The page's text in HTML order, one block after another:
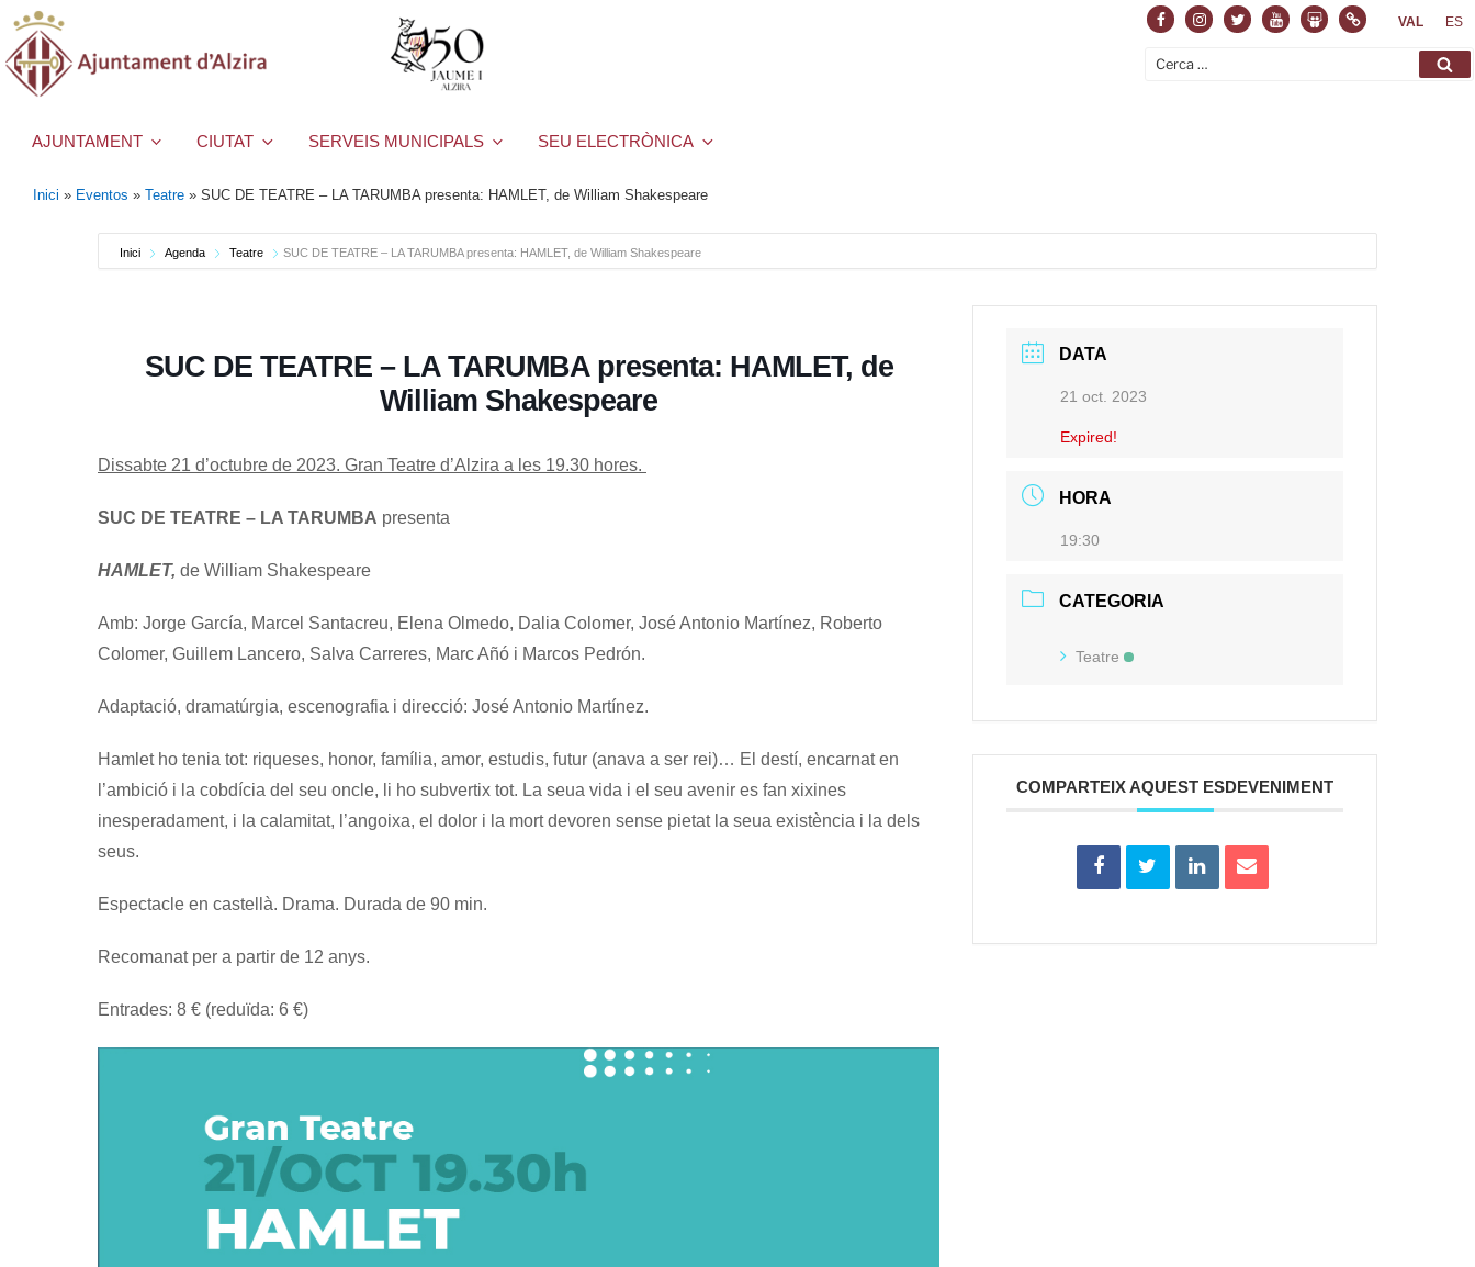
FacebookInstagram
TwitterYoutubeSlideshare
NormasVAL ES
Cerca:
AJUNTAMENT CIUTAT SERVEIS MUNICIPALS SEU ELECTRÒNICA
Inici » Eventos » Teatre » SUC DE TEATRE – LA TARUMBA presenta: HAMLET, de William Shakespeare
Inici Agenda Teatre SUC DE TEATRE – LA TARUMBA presenta: HAMLET, de William Shakespeare
SUC DE TEATRE – LA TARUMBA presenta: HAMLET, de
William Shakespeare
Dissabte 21 d’octubre de 2023. Gran Teatre d’Alzira a les 19.30 hores.
SUC DE TEATRE – LA TARUMBA presenta
HAMLET, de William Shakespeare
Amb: Jorge García, Marcel Santacreu, Elena Olmedo, Dalia Colomer, José Antonio Martínez, Roberto
Colomer, Guillem Lancero, Salva Carreres, Marc Añó i Marcos Pedrón.
Adaptació, dramatúrgia, escenografia i direcció: José Antonio Martínez.
Hamlet ho tenia tot: riqueses, honor, família, amor, estudis, futur (anava a ser rei)… El destí, encarnat en
l’ambició i la cobdícia del seu oncle, li ho subvertix tot. La seua vida i el seu avenir es fan xixines
inesperadament, i la calamitat, l’angoixa, el dolor i la mort devoren sense pietat la seua existència i la dels
seus.
Espectacle en castellà. Drama. Durada de 90 min.
Recomanat per a partir de 12 anys.
Entrades: 8 € (reduïda: 6 €)
DATA
21 oct. 2023
Expired!
HORA
19:30
CATEGORIA
Teatre
COMPARTEIX AQUEST ESDEVENIMENT